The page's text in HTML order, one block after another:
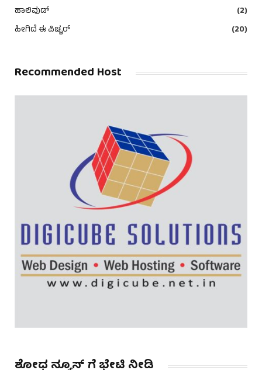
ಹಾಲಿವುಡ್
(2)
ಹೀಗಿದೆ ಈ ಪಿಚ್ಚರ್
(20)
Recommended Host
ಶೋಧ ನ್ಯೂಸ್ ಗೆ ಭೇಟಿ ನೀಡಿ